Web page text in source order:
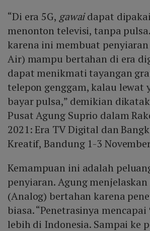
“Di era 5G, gawaidapat
menonton televisi, tanpa
karena ini membuat penyiaran
Air) mampu bertahan di era
dapat menikmati tayangan
telepon genggam, kalau lewat
bayar pulsa,” demikian
Pusat Agung Suprio dalam
2021: Era TV Digital dan
Kreatif, Bandung 1-3
Kemampuan ini adalah
penyiaran. Agung
(Analog) bertahan karena
biasa. “Penetrasinya mencapai
lebih di Indonesia. Sampai ke